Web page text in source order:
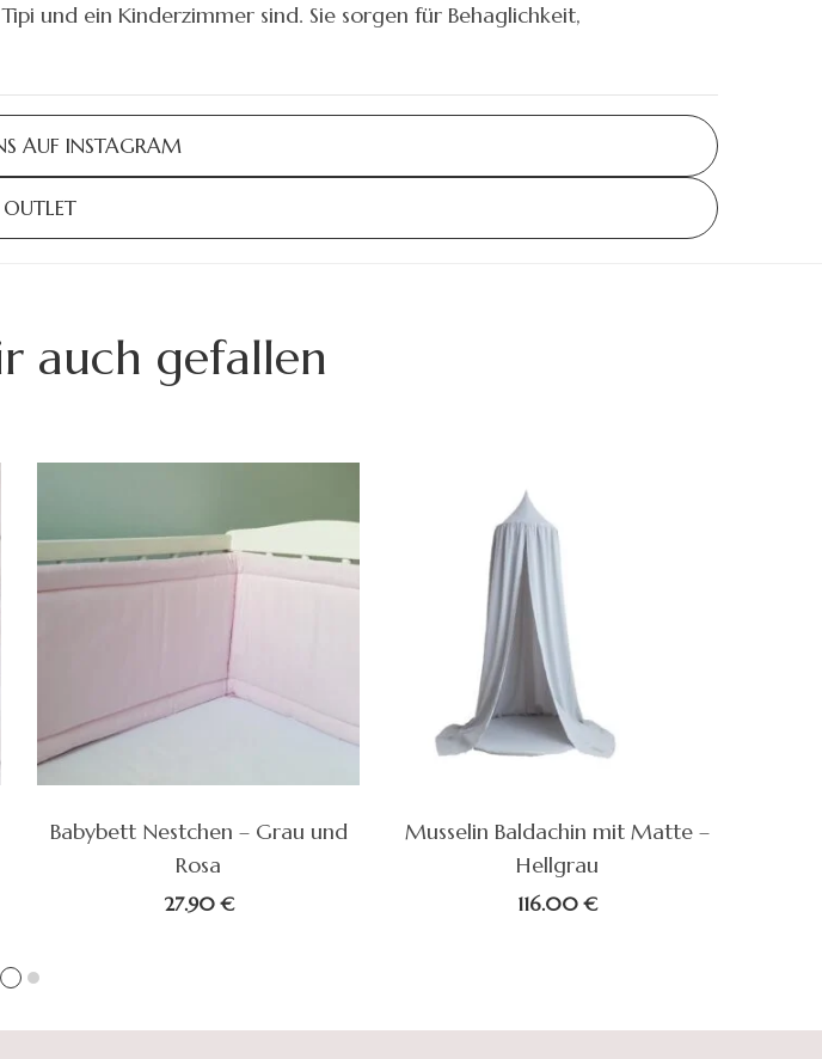
und ein Kinderzimmer sind. Sie sorgen für Behaglichkeit,
AUF INSTAGRAM
OUTLET
auch gefallen
Babybett Nestchen – Grau und
Rosa
27.90€
Musselin Baldachin mit Matte –
Hellgrau
116.00€